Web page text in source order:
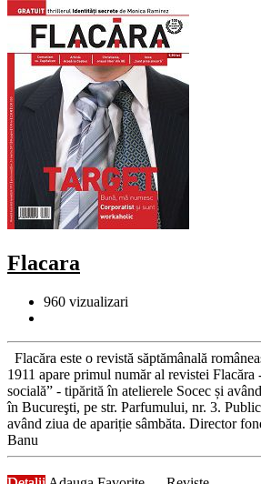
Flacara
960 vizualizari
Flacăra este o revistă săptămânală
1911 apare primul număr al revistei Flacăra
socială” - tipărită în atelierele Socec și
în Bucureşti, pe str. Parfumului, nr. 3.
având ziua de apariție sâmbăta. Director
Banu